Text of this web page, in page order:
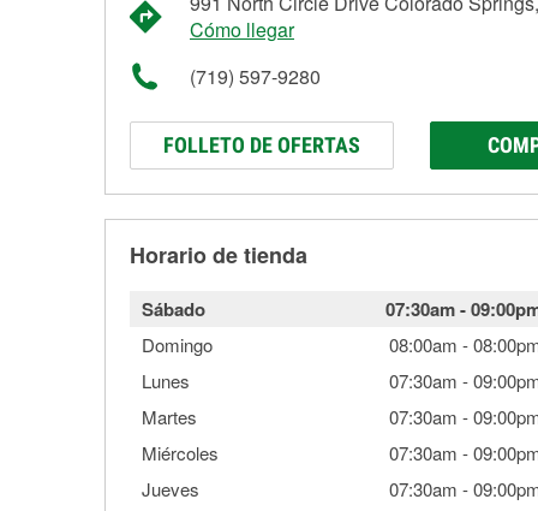
Cómo llegar
(719) 597-9280
FOLLETO DE OFERTAS
Horario de tienda
Sábado 07:30am-
Domingo 08:00am -
Lunes
07:30am -
Martes
07:30am -
Miércoles
07:30am -
Jueves
07:30am -